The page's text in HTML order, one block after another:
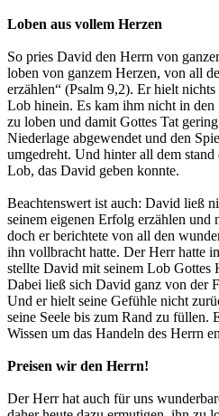
Loben aus vollem Herzen
So pries David den Herrn von
loben von ganzem Herzen, von all
erzählen“ (Psalm 9,2). Er hielt
Lob hinein. Es kam ihm nicht in
zu loben und damit Gottes Tat
Niederlage abgewendet und den
umgedreht. Und hinter all dem
Lob, das David geben konnte.
Beachtenswert ist auch: David ließ
seinem eigenen Erfolg erzählen und
doch er berichtete von all den
ihn vollbracht hatte. Der Herr hatte
stellte David mit seinem Lob Gottes
Dabei ließ sich David ganz von der
Und er hielt seine Gefühle nicht
seine Seele bis zum Rand zu füllen.
Wissen um das Handeln des Herrn
Preisen wir den Herrn!
Der Herr hat auch für uns